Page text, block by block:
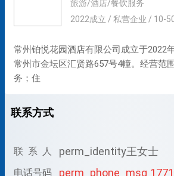
旅游/酒店/餐饮服务
2022成立 / 私营企业 / 10-
常州铂悦花园酒店有限公司成立于2022
常州市金坛区汇贤路657号4幢。经营范
务；住
联系方式
联 系 人 perm_identity王女士
电话号码 perm_phone_msg